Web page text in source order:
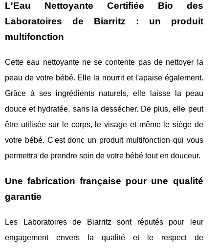
L'Eau Nettoyante Certifiée Bio des
Laboratoires de Biarritz : un produit
multifonction
Cette eau nettoyante ne se contente pas de nettoyer la
peau de votre bébé. Elle la nourrit et l'apaise également.
Grâce à ses ingrédients naturels, elle laisse la peau
douce et hydratée, sans la dessécher. De plus, elle peut
être utilisée sur le corps, le visage et même le siège de
votre bébé. C'est donc un produit multifonction qui vous
permettra de prendre soin de votre bébé tout en douceur.
Une fabrication française pour une qualité
garantie
Les Laboratoires de Biarritz sont réputés pour leur
engagement envers la qualité et le respect de